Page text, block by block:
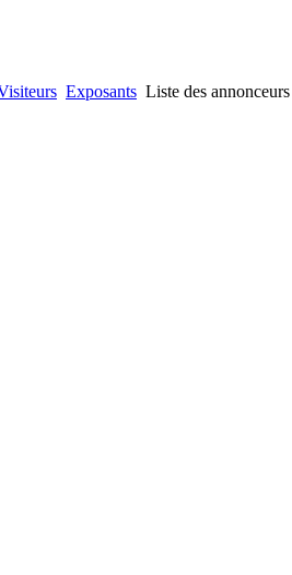
Exposants Liste des annonceurs